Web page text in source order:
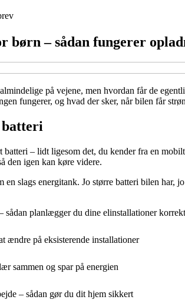
– sådan fungerer
på vejene, men hvordan får de
fungerer, og hvad der sker, når bilen får
batteri – lidt ligesom det, du kender fra en
den igen kan køre videre.
en slags energitank. Jo større batteri bilen har,
sådan planlægger du dine elinstallationer korrekt
ændre på eksisterende installationer
sammen og spar på energien
– sådan gør du dit hjem sikkert